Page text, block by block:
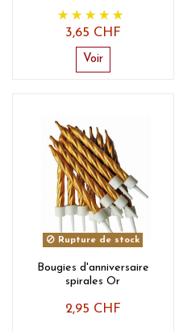
3,65 CHF
Voir
Rupture de stock
Bougies d'anniversaire
spirales Or
2,95 CHF